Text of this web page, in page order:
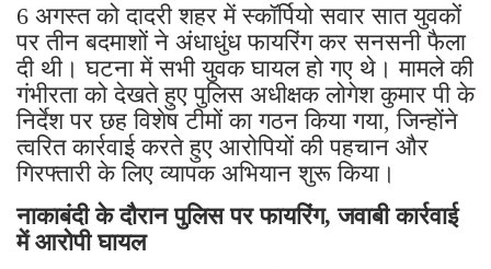
6 अगस्त को दादरी शहर में स्कॉर्पियो सवार सात युवकों
पर तीन बदमाशों ने अंधाधुंध फायरिंग कर सनसनी फैला
दी थी। घटना में सभी युवक घायल हो गए थे। मामले की
गंभीरता को देखते हुए पुलिस अधीक्षक लोगेश कुमार पी के
निर्देश पर छह विशेष टीमों का गठन किया गया, जिन्होंने
त्वरित कार्रवाई करते हुए आरोपियों की पहचान और
गिरफ्तारी के लिए व्यापक अभियान शुरू किया।
नाकाबंदी के दौरान पुलिस पर फायरिंग, जवाबी कार्रवाई
में आरोपी घायल